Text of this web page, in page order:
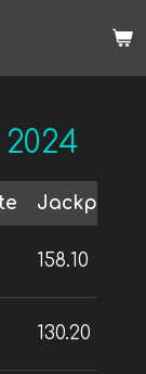
Jackpot
158.10
130.20